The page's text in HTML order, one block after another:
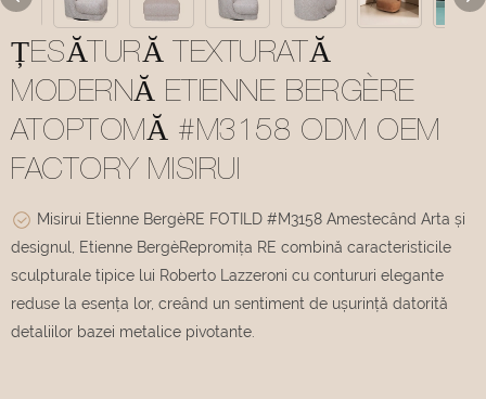
ȚESĂTURĂ TEXTURATĂ
MODERNĂ ETIENNE BERGÈRE
ATOPTOMĂ #M3158 ODM OEM
FACTORY MISIRUI
Misirui Etienne BergèRE FOTILD #M3158 Amestecând Arta și
designul, Etienne BergèRepromița RE combină caracteristicile
sculpturale tipice lui Roberto Lazzeroni cu contururi elegante
reduse la esența lor, creând un sentiment de ușurință datorită
detaliilor bazei metalice pivotante.